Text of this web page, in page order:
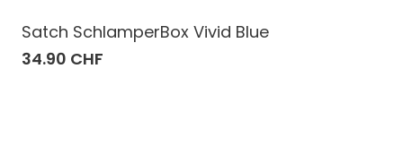
Satch SchlamperBox Vivid Blue
34.90 CHF